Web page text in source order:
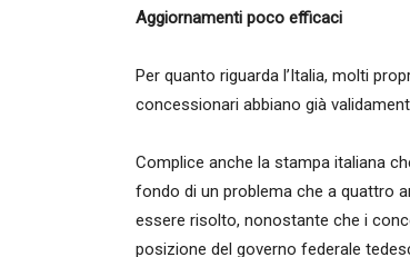
Aggiornamenti poco efficaci
Per quanto riguarda l’Italia, molti
concessionari abbiano già
Complice anche la stampa italiana
fondo di un problema che a quattro
essere risolto, nonostante che i
posizione del governo federale